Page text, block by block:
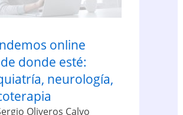
online
donde esté:
neurología,
Oliveros Calvo